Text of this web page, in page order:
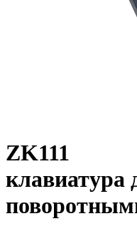
ZK111
клавиатура